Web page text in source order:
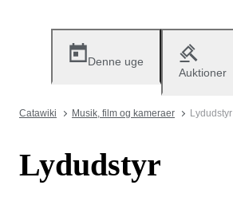
Denne uge
Auktioner
Catawiki Musik, film og kameraer Lydudstyr
Lydudstyr